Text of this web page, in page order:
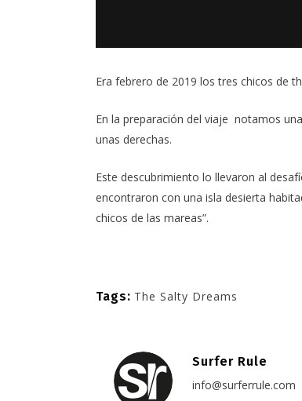
Era febrero de 2019 los tres chicos de
En la preparación del viaje notamos
unas derechas.
Este descubrimiento lo llevaron al
encontraron con una isla desierta
chicos de las mareas”.
Tags: The Salty Dreams
Surfer Rule
info@surferrule.com